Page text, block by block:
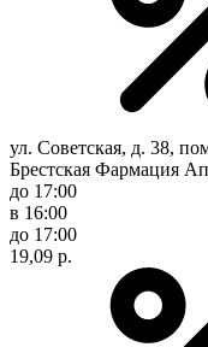
ул. Советская, д. 38,
Брестская Фармация
до 17:00
в 16:00
до 17:00
19,09 р.